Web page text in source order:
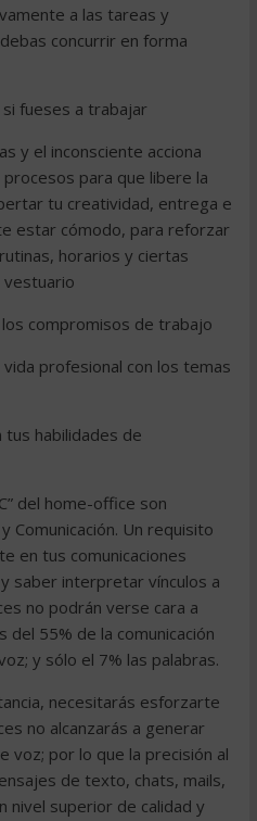
a las tareas y
concurrir en forma
fueses a trabajar
y el inconsciente acciona
para que libere la
tu creatividad, entrega e
estar cómodo, para reforzar
horarios y ciertas
vestuario
compromisos de trabajo
profesional con los temas
tus habilidades de
del home-office son
Comunicación. Un requisito
en tus comunicaciones
saber interpretar vínculos a
no podrán verse cara a
del 55% de la comunicación
y sólo el 7% las palabras.
necesitarás esforzarte
no alcanzarás a generar
voz; por lo que la precisión al
de texto, chats, mails,
nivel superior de calidad y